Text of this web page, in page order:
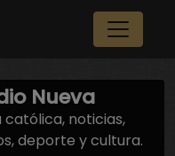
al contenido principal
Nueva
católica, noticias,
deporte y cultura.